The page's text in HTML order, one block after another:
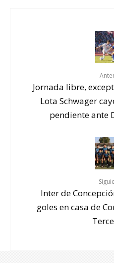
Jornada libre,
Lota Schwager
pendiente ante
Inter de
goles en casa de